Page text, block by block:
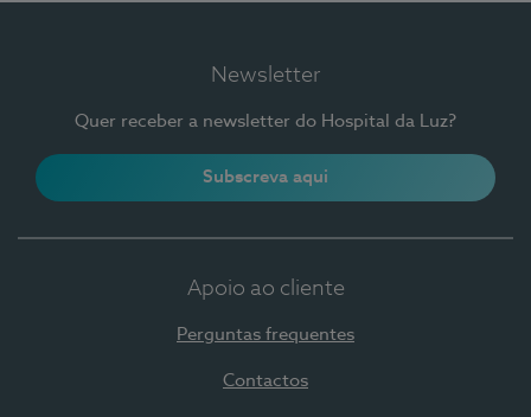
Newsletter
Quer receber a newsletter do Hospital da Luz?
Subscreva aqui
Apoio ao cliente
Perguntas frequentes
Contactos